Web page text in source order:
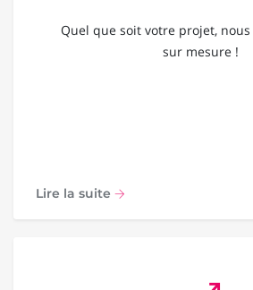
Quel que soit votre projet, nous
sur mesure !
Lire la suite